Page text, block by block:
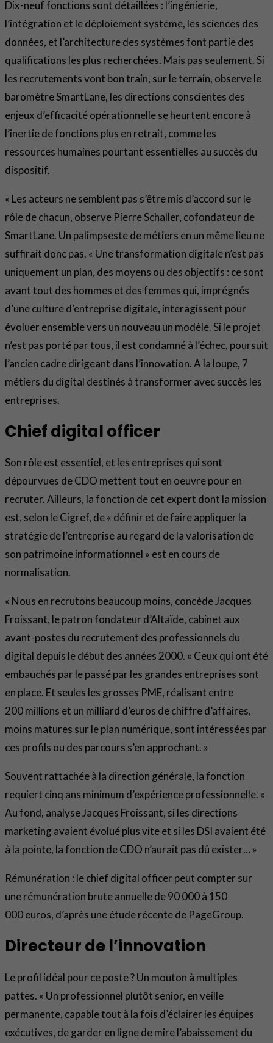
Dix-neuf fonctions sont détaillées : l’ingénierie,
l’intégration et le déploiement système, les sciences des
données, et l’architecture des systèmes font partie des
qualifications les plus recherchées. Mais pas seulement. Si
les recrutements vont bon train, sur le terrain, observe le
baromètre SmartLane, les directions conscientes des
enjeux d’efficacité opérationnelle se heurtent encore à
l’inertie de fonctions plus en retrait, comme les
ressources humaines pourtant essentielles au succès du
dispositif.
« Les acteurs ne semblent pas s’être mis d’accord sur le
rôle de chacun, observe Pierre Schaller, cofondateur de
SmartLane. Un palimpseste de métiers en un même lieu ne
suffirait donc pas. « Une transformation digitale n’est pas
uniquement un plan, des moyens ou des objectifs : ce sont
avant tout des hommes et des femmes qui, imprégnés
d’une culture d’entreprise digitale, interagissent pour
évoluer ensemble vers un nouveau un modèle. Si le projet
n’est pas porté par tous, il est condamné à l’échec, poursuit
l’ancien cadre dirigeant dans l’innovation. A la loupe, 7
métiers du digital destinés à transformer avec succès les
entreprises.
Chief digital officer
Son rôle est essentiel, et les entreprises qui sont
dépourvues de CDO mettent tout en oeuvre pour en
recruter. Ailleurs, la fonction de cet expert dont la mission
est, selon le Cigref, de « définir et de faire appliquer la
stratégie de l’entreprise au regard de la valorisation de
son patrimoine informationnel » est en cours de
normalisation.
« Nous en recrutons beaucoup moins, concède Jacques
Froissant, le patron fondateur d’Altaïde, cabinet aux
avant-postes du recrutement des professionnels du
digital depuis le début des années 2000. « Ceux qui ont été
embauchés par le passé par les grandes entreprises sont
en place. Et seules les grosses PME, réalisant entre
200 millions et un milliard d’euros de chiffre d’affaires,
moins matures sur le plan numérique, sont intéressées par
ces profils ou des parcours s’en approchant. »
Souvent rattachée à la direction générale, la fonction
requiert cinq ans minimum d’expérience professionnelle. «
Au fond, analyse Jacques Froissant, si les directions
marketing avaient évolué plus vite et si les DSI avaient été
à la pointe, la fonction de CDO n’aurait pas dû exister… »
Rémunération : le chief digital officer peut compter sur
une rémunération brute annuelle de 90 000 à 150
000 euros, d’après une étude récente de PageGroup.
Directeur de l’innovation
Le profil idéal pour ce poste ? Un mouton à multiples
pattes. « Un professionnel plutôt senior, en veille
permanente, capable tout à la fois d’éclairer les équipes
exécutives, de garder en ligne de mire l’abaissement du